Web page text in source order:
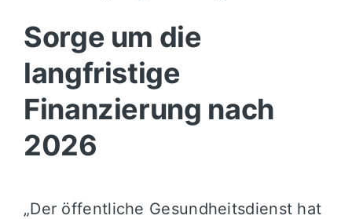
Sorge um die
langfristige
Finanzierung nach
2026
„Der öffentliche Gesundheitsdienst hat